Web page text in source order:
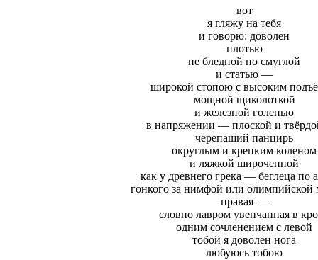
вот
я гляжу на тебя
и говорю: доволен
плотью
не бледной но смуглой
и статью —
широкой стопою с высоким
мощной щиколоткой
и железной голенью
в напряжении — плоской и
черепаший панцирь
округлым и крепким коленом
и ляжкой широченной
как у древнего грека — беглеца по
гонкого за нимфой или олимпийской
правая —
словно лавром увенчанная в
одним сочленением с левой
тобой я доволен нога
любуюсь тобою